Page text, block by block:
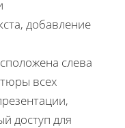
добавление
слева
всех
доступ для